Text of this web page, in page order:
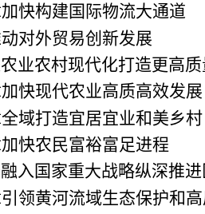
快构建国际物流大通道
对外贸易创新发展
业农村现代化打造更高
快现代农业高质高效发展
域打造宜居宜业和美乡村
快农民富裕富足进程
入国家重大战略纵深推
领黄河流域生态保护和